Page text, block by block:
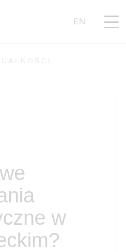
EN
w